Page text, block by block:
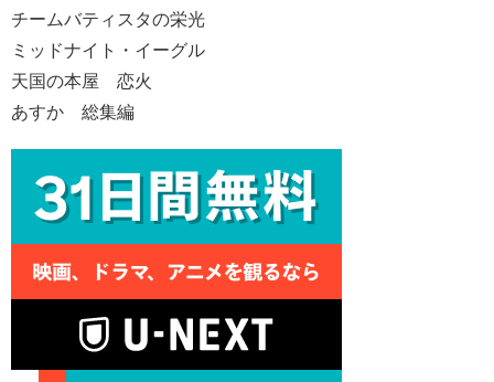
チームバティスタの栄光
ミッドナイト・イーグル
天国の本屋 恋火
あすか 総集編